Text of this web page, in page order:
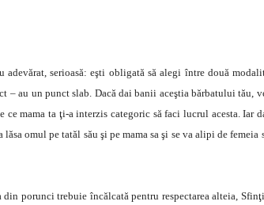
adevărat, serioasă: eşti obligată să alegi între două
– au un punct slab. Dacă dai banii aceştia bărbatului tău,
ce mama ta ţi-a interzis categoric să faci lucrul acesta. Iar
lăsa omul pe tatăl său şi pe mama sa şi se va alipi de
din porunci trebuie încălcată pentru respectarea alteia,